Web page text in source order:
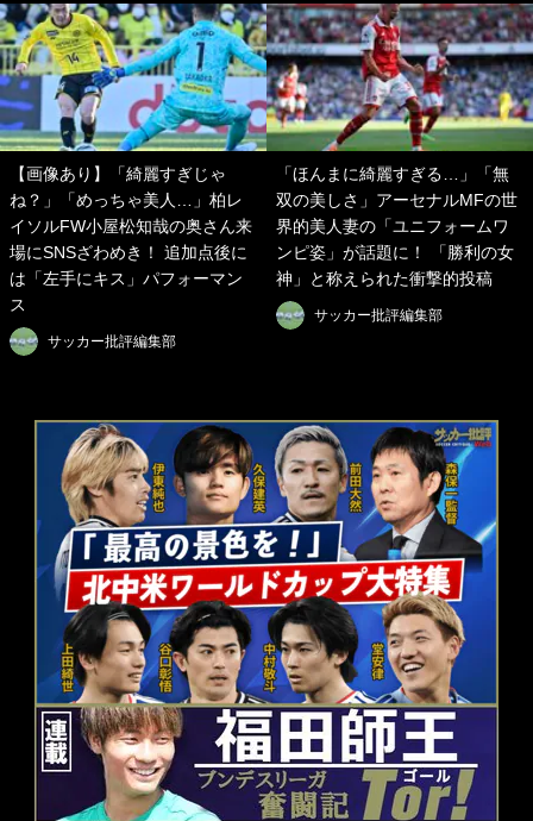
【画像あり】「綺麗すぎじゃ
ね？」「めっちゃ美人…」柏レ
イソルFW小屋松知哉の奥さん来
場にSNSざわめき！ 追加点後に
は「左手にキス」パフォーマン
ス
サッカー批評編集部
「ほんまに綺麗すぎる…」「無
双の美しさ」アーセナルMFの世
界的美人妻の「ユニフォームワ
ンピ姿」が話題に！ 「勝利の女
神」と称えられた衝撃的投稿
サッカー批評編集部